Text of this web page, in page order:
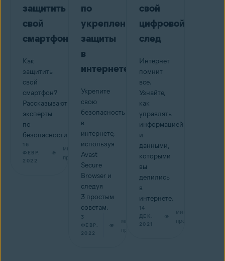
защитить
свой
смартфон
Как
защитить
свой
смартфон?
Рассказывают
эксперты
по
безопасности.
16
ФЕВР.
2022
мин на
прочтение
по
укреплению
защиты
в
интернете
Укрепите
свою
безопасность
в
интернете,
используя
Avast
Secure
Browser и
следуя
3 простым
советам.
3
ФЕВР.
2022
мин на
прочтение
свой
цифровой
след
Интернет
помнит
все.
Узнайте,
как
управлять
информацией
и
данными,
которыми
вы
делились
в
интернете.
14
ДЕК.
2021
мин на
прочтение